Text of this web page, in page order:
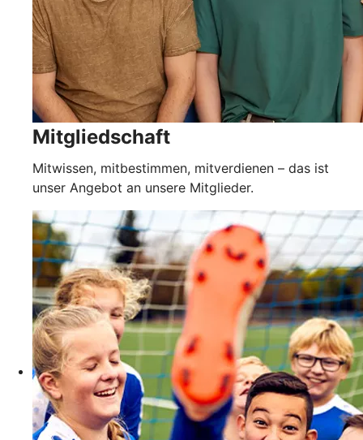
Mitgliedschaft
Mitwissen, mitbestimmen, mitverdienen – das ist
unser Angebot an unsere Mitglieder.